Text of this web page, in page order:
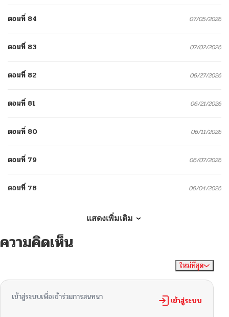
ตอนที่ 84 07/05/2026
ตอนที่ 83 07/02/2026
ตอนที่ 82 06/27/2026
ตอนที่ 81 06/21/2026
ตอนที่ 80 06/11/2026
ตอนที่ 79 06/07/2026
ตอนที่ 78 06/04/2026
ตอนที่ 76
05/08/2026
ตอนที่ 74 05/02/2026
แสดงเพิ่มเติม
ความคิดเห็น
ใหม่ที่สุด
เข้าสู่ระบบเพื่อเข้าร่วมการสนทนา เข้าสู่ระบบ